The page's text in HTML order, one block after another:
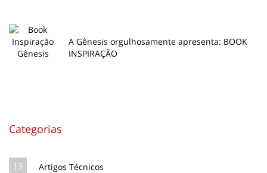
A Gênesis orgulhosamente apresenta: BOOK
INSPIRAÇÃO
Categorias
13
Artigos Técnicos